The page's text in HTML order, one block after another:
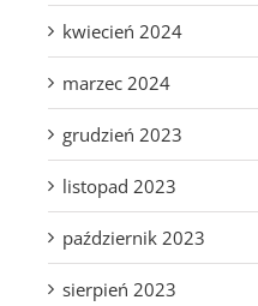
kwiecień 2024
marzec 2024
grudzień 2023
listopad 2023
październik 2023
sierpień 2023